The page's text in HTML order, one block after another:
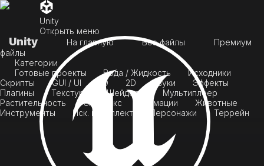
Unity
Открыть меню
Unity На главную Все файлы
Премиум
файлы
Категории
Готовые проекты
Вода / Жидкость
Исходники
Скрипты
GUI / UI 3D 2D Звуки
Эффекты
Плагины
Текстуры Шейдеры
Мультиплеер
Растительность
Скайбокс Анимации
Животные
Инструменты
Иск. интеллект Персонажи Террейн